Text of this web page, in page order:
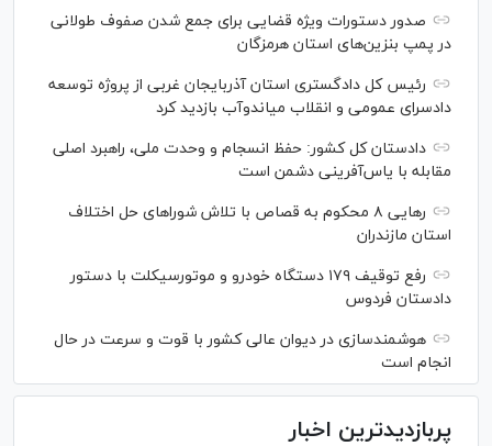
صدور دستورات ویژه قضایی برای جمع شدن صفوف طولانی
در پمپ بنزین‌های استان هرمزگان
رئیس کل دادگستری استان آذربایجان غربی از پروژه توسعه
دادسرای عمومی و انقلاب میاندوآب بازدید کرد
دادستان کل کشور: حفظ انسجام و وحدت ملی، راهبرد اصلی
مقابله با یاس‌آفرینی دشمن است
رهایی ۸ محکوم به قصاص با تلاش شورا‌های حل اختلاف
استان مازندران
رفع توقیف ۱۷۹ دستگاه خودرو و موتورسیکلت با دستور
دادستان فردوس
هوشمندسازی در دیوان عالی کشور با قوت و سرعت در حال
انجام است
پربازدیدترین اخبار